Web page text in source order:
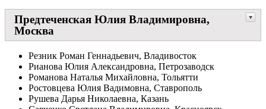
Предтеченская Юлия Владимировна,
Москва
Резник Роман Геннадьевич, Владивосток
Рианова Юлия Александровна, Петрозаводск
Романова Наталья Михайловна, Тольятти
Ростовцева Юлия Вадимовна, Ставрополь
Рушева Дарья Николаевна, Казань